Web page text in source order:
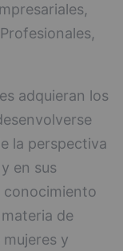
adquieran los
la perspectiva
en sus
conocimiento
de
y